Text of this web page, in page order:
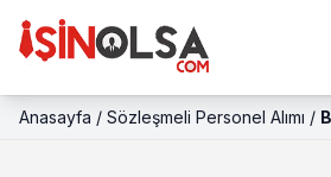
Anasayfa / Sözleşmeli Personel Alımı /